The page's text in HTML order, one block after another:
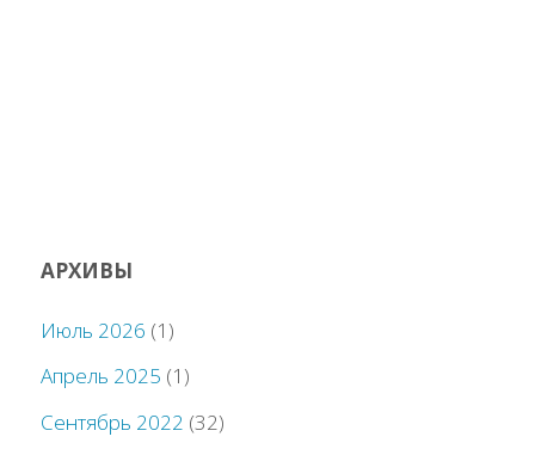
АРХИВЫ
Июль 2026 (1)
Апрель 2025 (1)
Сентябрь 2022 (32)